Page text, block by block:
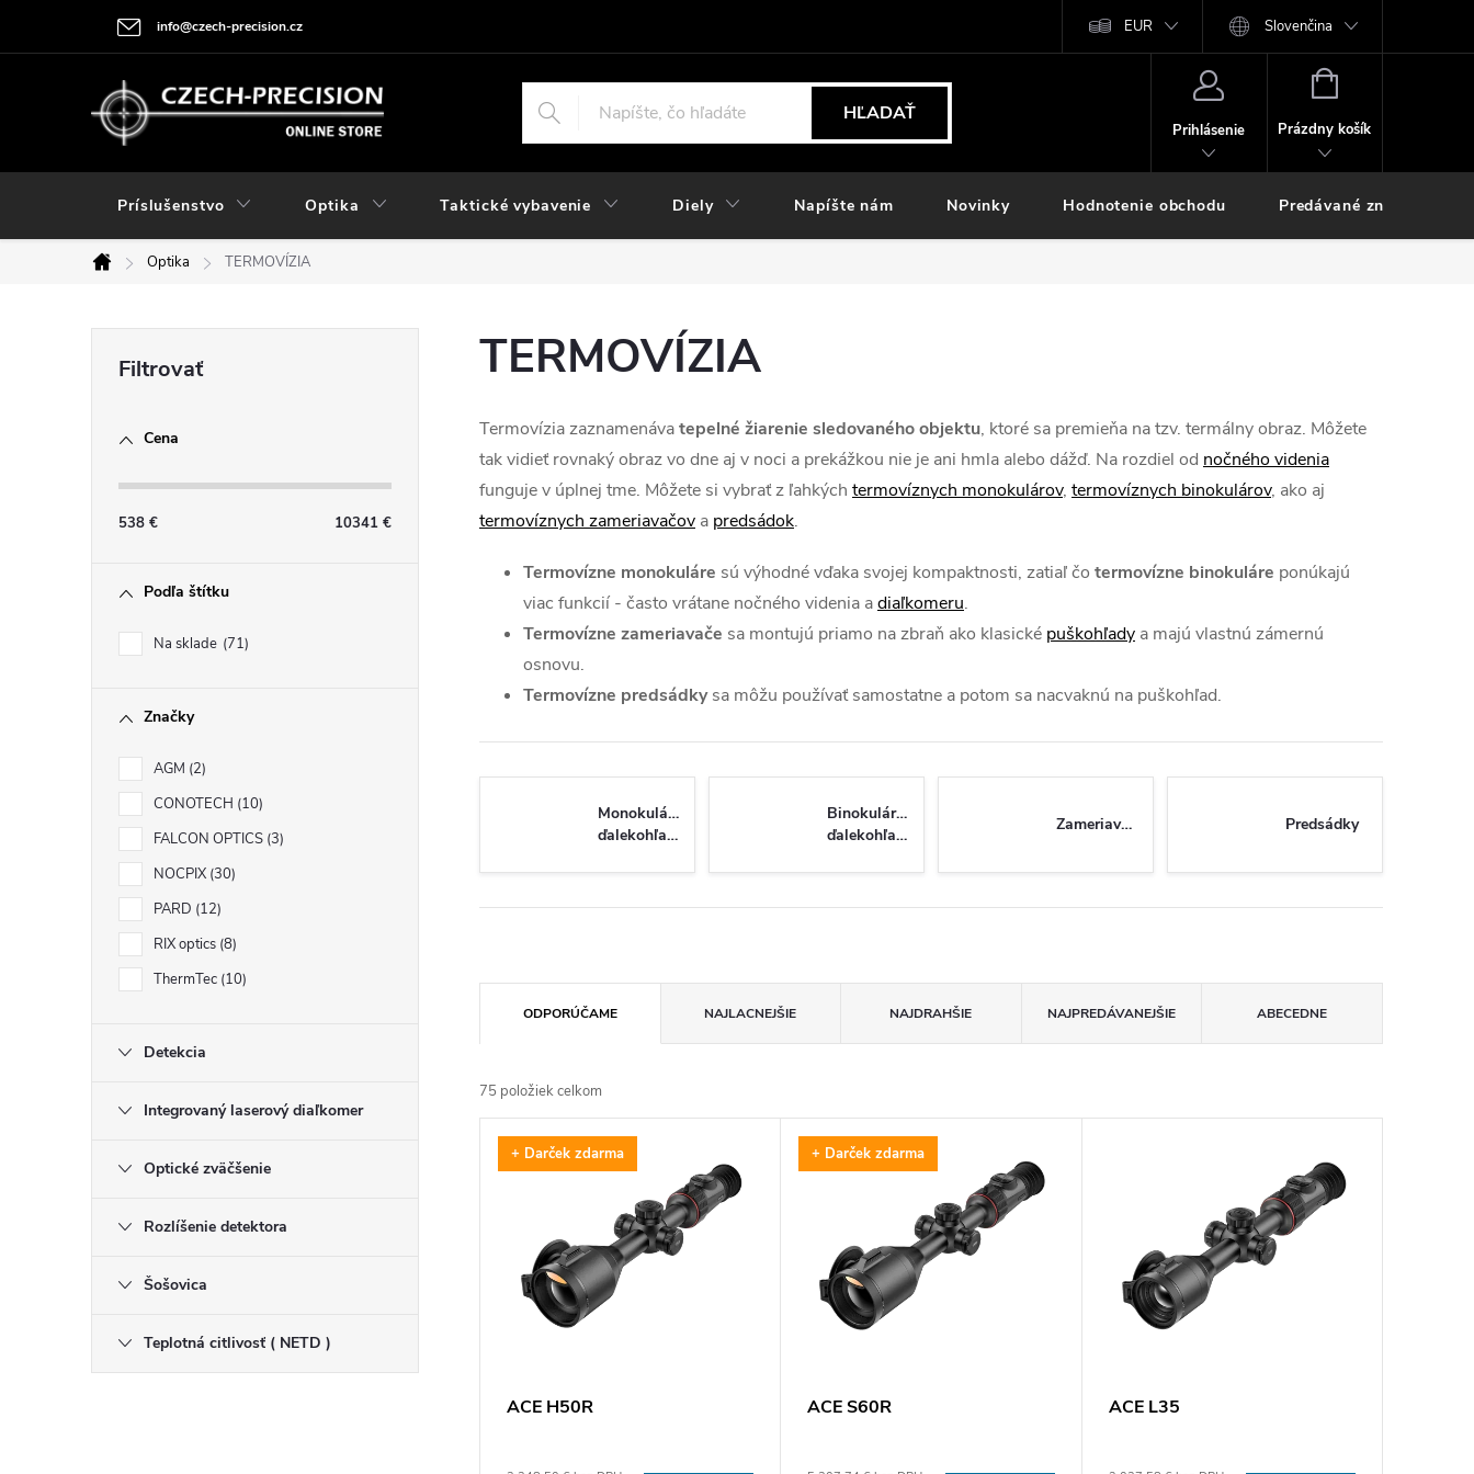
info@czech-precision.cz EUR Slovenčina
HĽADAŤ
Prihlásenie
NÁKUPNÝ
Prázdny košík
Príslušenstvo Optika Taktické vybavenie Diely Napíšte nám Novinky Hodnotenie obchodu Predávané značky
Domov
Optika TERMOVÍZIA
Cena
538 € 10341 €
Podľa štítku
Na sklade 71
Značky
AGM 2
CONOTECH 10
FALCON OPTICS 3
NOCPIX 30
PARD 12
RIX optics 8
ThermTec 10
Detekcia
Integrovaný laserový diaľkomer
Optické zväčšenie
Rozlíšenie detektora
Šošovica
Teplotná citlivosť ( NETD )
TERMOVÍZIA
Termovízia zaznamenávatepelné žiarenie sledovaného objektu, ktoré sa premieňa na tzv. termálny obraz. Môžete
tak vidieť rovnaký obraz vo dne aj v noci a prekážkou nie je ani hmla alebo dážď. Na rozdiel od nočného videnia
funguje v úplnej tme. Môžete si vybrať z ľahkých termovíznych monokulárov, termovíznych binokulárov, ako aj
termovíznych zameriavačov a predsádok.
Termovízne monokuláre sú výhodné vďaka svojej kompaktnosti, zatiaľ čo termovízne binokuláre ponúkajú
viac funkcií - často vrátane nočného videnia adiaľkomeru.
Termovízne zameriavače sa montujú priamo na zbraň ako klasické puškohľady a majú vlastnú zámernú
osnovu.
Termovízne predsádkysa môžu používať samostatne a potom sa nacvaknú na puškohľad.
Monokulárne
ďalekohľady
Binokulárne
ďalekohľady
Zameriavače Predsádky
a
d
e
ODPORÚČAME NAJLACNEJŠIE NAJDRAHŠIE NAJPREDÁVANEJŠIE ABECEDNE
75 položiek celkom
V+ Darček zdarma
ACE H50R
+ Darček zdarma
ACE S60R ACE L35